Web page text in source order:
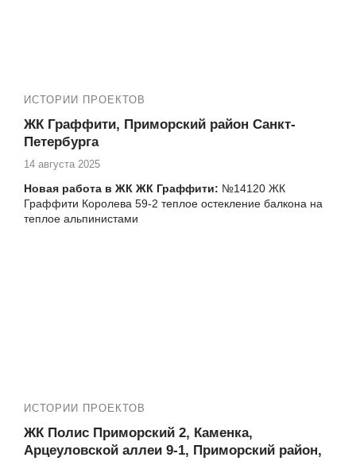
№13870 ЖК Юбилейный квартал установка
пластикового окна Шуваловский пр-кт 41-1
№13901 ЖК Юбилейный квартал Парашютная 54
замена фасадного остекления альпинистами
№14004 ЖК Юбилейный квартал, Комендантский
проспект, 53к4, ремонт балкона под ключ
№14101 остекление балкона альпинистами в ЖК
Юбилейный квартал, Шуваловский пр. 37-1
№13452, №13430, №13419, №13085, №13090, №13037,
ИСТОРИИ ПРОЕКТОВ
ЖК Граффити, Приморский район Санкт-
Петербурга
14 августа 2025
Новая работа в ЖК ЖК Граффити: №14120 ЖК
Граффити Королева 59-2 теплое остекление балкона на
теплое альпинистами
ИСТОРИИ ПРОЕКТОВ
ЖК Полис Приморский 2, Каменка,
Арцеуловской аллеи 9-1, Приморский район,